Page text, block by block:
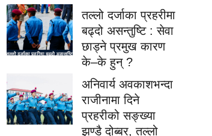
तल्लो दर्जाका प्रहरीमा
बढ्दो असन्तुष्टि : सेवा
छाड्ने प्रमुख कारण
के–के हुन् ?
अनिवार्य अवकाशभन्दा
राजीनामा दिने
प्रहरीको सङ्ख्या
झण्डै दोब्बर, तल्लो